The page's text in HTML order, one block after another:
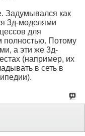
Задумывался как
3д-моделями
для
полностью. Потому
а эти же 3д-
(например, их
в сеть в